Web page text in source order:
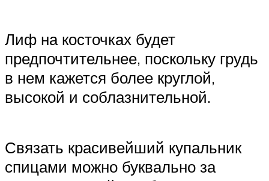
Лиф на косточках будет
предпочтительнее, поскольку грудь
в нем кажется более круглой,
высокой и соблазнительной.
Связать красивейший купальник
спицами можно буквально за